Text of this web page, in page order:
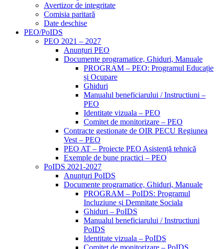
Avertizor de integritate
Comisia paritară
Date deschise
PEO/PoIDS
PEO 2021 – 2027
Anunțuri PEO
Documente programatice, Ghiduri, Manuale
PROGRAM – PEO: Programul Educație
și Ocupare
Ghiduri
Manualul beneficiarului / Instructiuni –
PEO
Identitate vizuala – PEO
Comitet de monitorizare – PEO
Contracte gestionate de OIR PECU Regiunea
Vest – PEO
PEO AT – Proiecte PEO Asistență tehnică
Exemple de bune practici – PEO
PoIDS 2021-2027
Anunțuri PoIDS
Documente programatice, Ghiduri, Manuale
PROGRAM – PoIDS: Programul
Incluziune și Demnitate Sociala
Ghiduri – PoIDS
Manualul beneficiarului / Instructiuni
PoIDS
Identitate vizuala – PoIDS
Comitet de monitorizare – PoIDS